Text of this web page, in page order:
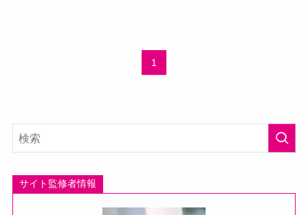
1
サイト監修者情報